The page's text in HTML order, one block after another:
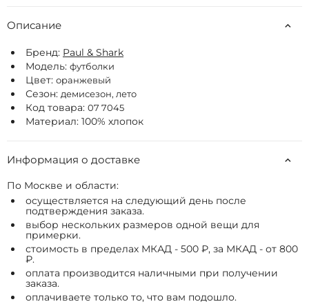
Описание
Бренд: Paul & Shark
Модель: футболки
Цвет: оранжевый
Сезон: демисезон, лето
Код товара: 07 7045
Материал: 100% хлопок
Информация о доставке
По Москве и области:
осуществляется на следующий день после
подтверждения заказа.
выбор нескольких размеров одной вещи для
примерки.
стоимость в пределах МКАД - 500 ₽, за МКАД - от 800
₽.
оплата производится наличными при получении
заказа.
оплачиваете только то, что вам подошло.